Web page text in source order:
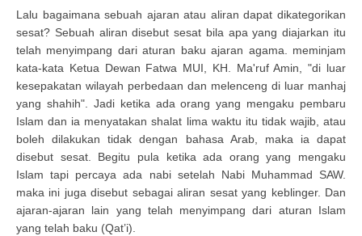
Lalu bagaimana sebuah ajaran atau aliran dapat dikategorikan
sesat? Sebuah aliran disebut sesat bila apa yang diajarkan itu
telah menyimpang dari aturan baku ajaran agama. meminjam
kata-kata Ketua Dewan Fatwa MUI, KH. Ma'ruf Amin, "di luar
kesepakatan wilayah perbedaan dan melenceng di luar manhaj
yang shahih". Jadi ketika ada orang yang mengaku pembaru
Islam dan ia menyatakan shalat lima waktu itu tidak wajib, atau
boleh dilakukan tidak dengan bahasa Arab, maka ia dapat
disebut sesat. Begitu pula ketika ada orang yang mengaku
Islam tapi percaya ada nabi setelah Nabi Muhammad SAW.
maka ini juga disebut sebagai aliran sesat yang keblinger. Dan
ajaran-ajaran lain yang telah menyimpang dari aturan Islam
yang telah baku (Qat’i).